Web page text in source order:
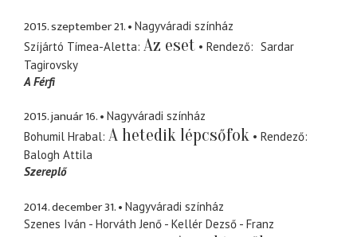
2015. szeptember 21.
Nagyváradi színház
Szíjártó Tímea-Aletta Az eset Rendező
Sardar
Tagirovsky
A Férfi
2015. január 16.
Nagyváradi színház
Bohumil Hrabal A hetedik lépcsőfok
Rendező
Balogh Attila
Szereplő
2014. december 31.
Nagyváradi színház
Szenes Iván - Horváth Jenő - Kellér Dezső - Franz